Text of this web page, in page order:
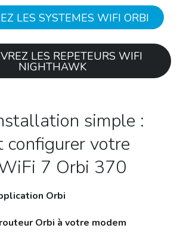
LES SYSTEMES WIFI ORBI
LES REPETEURS WIFI
NIGHTHAWK
simple :
configurer votre
7 Orbi 370
Orbi
Orbi à votre modem